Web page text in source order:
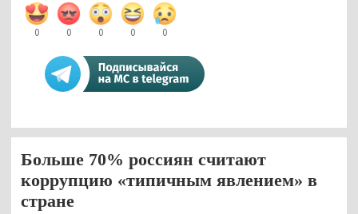
0 0 0 0 0
Больше 70% россиян считают
коррупцию «типичным явлением» в
стране